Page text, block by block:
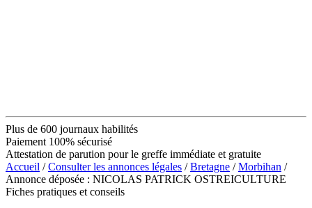
Plus de 600 journaux habilités
Paiement 100% sécurisé
Attestation de parution pour le greffe immédiate et gratuite
Accueil /Consulter les annonces légales /Bretagne /Morbihan /
Annonce déposée : NICOLAS PATRICK OSTREICULTURE
Fiches pratiques et conseils